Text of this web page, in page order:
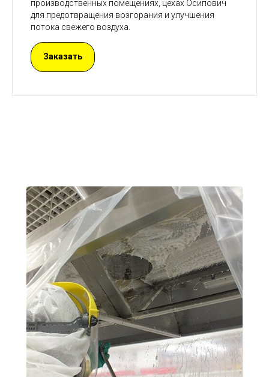
производственных помещениях, цехах Осипович
для предотвращения возгорания и улучшения
потока свежего воздуха.
Заказать